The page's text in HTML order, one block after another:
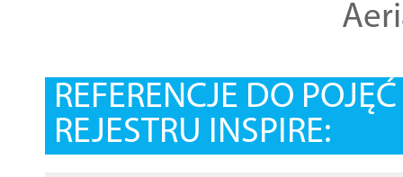
REFERENCJE DO
REJESTRU INSPIRE: